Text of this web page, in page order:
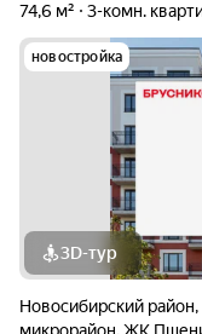
74,6 м²
3-комн.
новостройка
3D-тур
Новосибирский район,